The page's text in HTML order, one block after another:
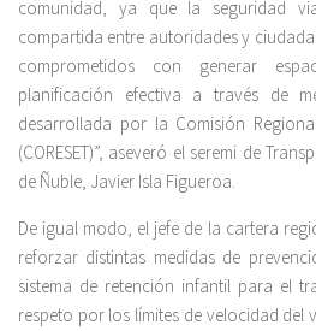
comunidad, ya que la seguridad
compartida entre autoridades y
comprometidos con generar
planificación efectiva a través de
desarrollada por la Comisión
(CORESET)”, aseveró el seremi de
de Ñuble, Javier Isla Figueroa.
De igual modo, el jefe de la cartera
reforzar distintas medidas de
sistema de retención infantil para el
respeto por los límites de velocidad